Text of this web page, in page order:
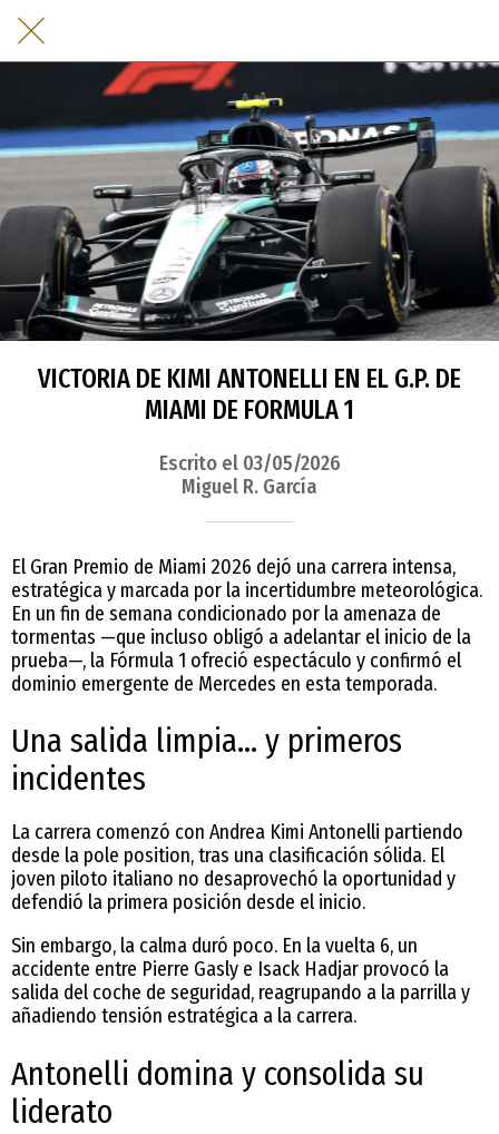
VICTORIA DE KIMI ANTONELLI EN EL G.P. DE
MIAMI DE FORMULA 1
Escrito el 03/05/2026
Miguel R. García
El Gran Premio de Miami 2026 dejó una carrera intensa,
estratégica y marcada por la incertidumbre meteorológica.
En un fin de semana condicionado por la amenaza de
tormentas —que incluso obligó a adelantar el inicio de la
prueba—, la Fórmula 1 ofreció espectáculo y confirmó el
dominio emergente de Mercedes en esta temporada.
Una salida limpia… y primeros
incidentes
La carrera comenzó con Andrea Kimi Antonelli partiendo
desde la pole position, tras una clasificación sólida. El
joven piloto italiano no desaprovechó la oportunidad y
defendió la primera posición desde el inicio.
Sin embargo, la calma duró poco. En la vuelta 6, un
accidente entre Pierre Gasly e Isack Hadjar provocó la
salida del coche de seguridad, reagrupando a la parrilla y
añadiendo tensión estratégica a la carrera.
Antonelli domina y consolida su
liderato